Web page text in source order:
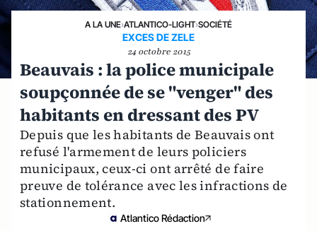
A LA UNE›ATLANTICO-LIGHT›SOCIÉTÉ
EXCES DE ZELE
24 octobre 2015
Beauvais : la police municipale
soupçonnée de se "venger" des
habitants en dressant des PV
Depuis que les habitants de Beauvais ont
refusé l'armement de leurs policiers
municipaux, ceux-ci ont arrêté de faire
preuve de tolérance avec les infractions de
stationnement.
Atlantico Rédaction